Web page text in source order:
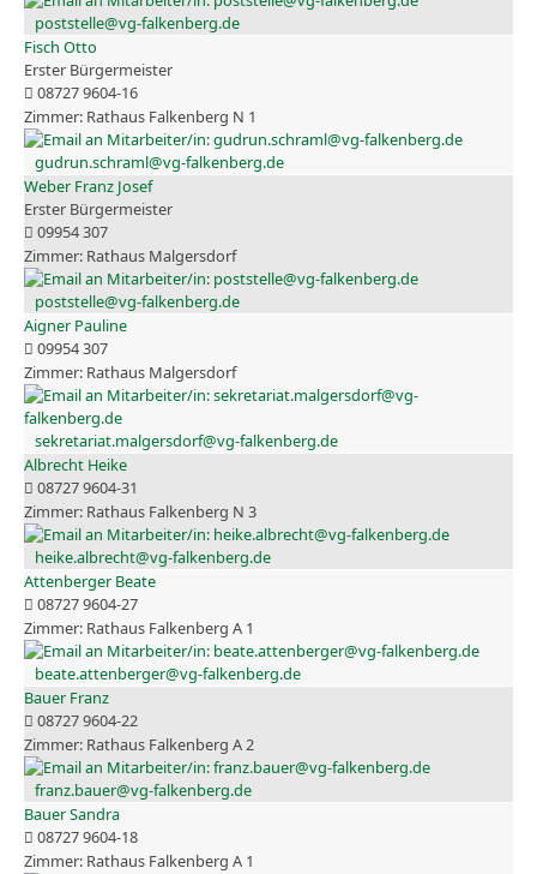
poststelle@vg-falkenberg.de
Fisch Otto
Erster Bürgermeister
08727 9604-16
Rathaus Falkenberg N 1
gudrun.schraml@vg-falkenberg.de
Weber Franz Josef
Erster Bürgermeister
09954 307
Rathaus Malgersdorf
poststelle@vg-falkenberg.de
Aigner Pauline
09954 307
Rathaus Malgersdorf
sekretariat.malgersdorf@vg-falkenberg.de
Albrecht Heike
08727 9604-31
Rathaus Falkenberg N 3
heike.albrecht@vg-falkenberg.de
Attenberger Beate
08727 9604-27
Rathaus Falkenberg A 1
beate.attenberger@vg-falkenberg.de
Bauer Franz
08727 9604-22
Rathaus Falkenberg A 2
franz.bauer@vg-falkenberg.de
Bauer Sandra
08727 9604-18
Rathaus Falkenberg A 1